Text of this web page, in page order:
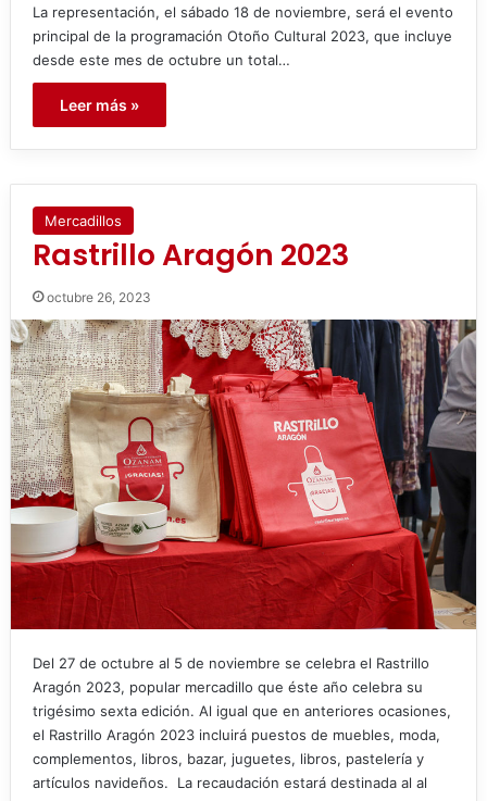
La representación, el sábado 18 de noviembre, será el evento
principal de la programación Otoño Cultural 2023, que incluye
desde este mes de octubre un total…
Leer más »
Mercadillos
Rastrillo Aragón 2023
octubre 26, 2023
Del 27 de octubre al 5 de noviembre se celebra el Rastrillo
Aragón 2023, popular mercadillo que éste año celebra su
trigésimo sexta edición. Al igual que en anteriores ocasiones,
el Rastrillo Aragón 2023 incluirá puestos de muebles, moda,
complementos, libros, bazar, juguetes, libros, pastelería y
artículos navideños. La recaudación estará destinada al al